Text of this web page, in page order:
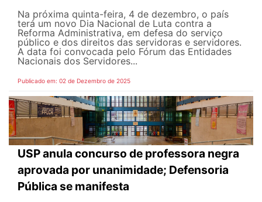
Na próxima quinta-feira, 4 de dezembro, o país
terá um novo Dia Nacional de Luta contra a
Reforma Administrativa, em defesa do serviço
público e dos direitos das servidoras e servidores.
A data foi convocada pelo Fórum das Entidades
Nacionais dos Servidores...
Publicado em: 02 de Dezembro de 2025
USP anula concurso de professora negra
aprovada por unanimidade; Defensoria
Pública se manifesta